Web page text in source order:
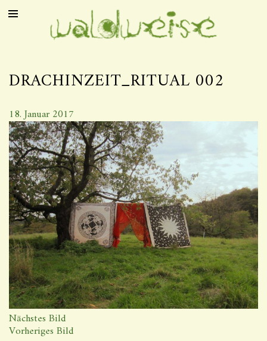
DRACHINZEIT_RITUAL 002
18. Januar 2017
Nächstes Bild
Vorheriges Bild